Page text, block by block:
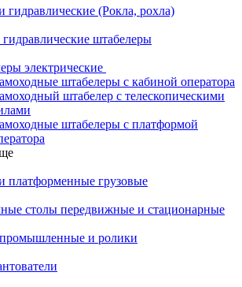
гидравлические (Рокла, рохла)
штабелеры
электрические
штабелеры с кабиной оператора
штабелер с телескопическими
штабелеры с платформой
платформенные грузовые
столы передвижные и стационарные
и ролики